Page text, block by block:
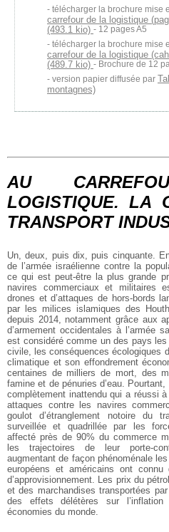
télécharger la brochure mise
carrefour de la logistique
(493.1 kio) - 12 pages A5
télécharger la brochure mise
carrefour de la logistique
(489.7 kio) - Brochure de 12
version papier diffusée par
montagnes)
AU
LOGISTIQUE. LA
TRANSPORT
Un, deux, puis dix, puis cinquante.
de l’armée israélienne contre la
ce qui est peut-être la plus grande
navires commerciaux et militaires
drones et d’attaques de hors-bords
par les milices islamiques des
depuis 2014, notamment grâce aux
d’armement occidentales à l’armée
est considéré comme un des pays
civile, les conséquences écologiques
climatique et son effondrement
centaines de milliers de mort, des
famine et de pénuries d’eau.
complètement inattendu qui a réussi
attaques contre les navires
goulot d’étranglement notoire du
surveillée et quadrillée par les
affecté près de 90% du commerce
les trajectoires de leur porte-
augmentant de façon phénoménale
européens et américains ont
d’approvisionnement. Les prix du
et des marchandises transportées
des effets délétères sur
économies du monde.